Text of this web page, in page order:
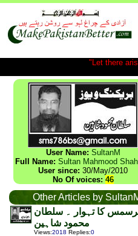
"Let there
User Name: SultanM
Full Name: Sultan Mahmood
User since: 30/May/2010
No Of voices: 46
Other Articles by
کا تہوار ۔ سلطان
محمود شاہین
Views:2018 Replies:0